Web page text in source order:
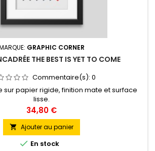
GRAPHIC CORNER
THE BEST IS YET TO COME
Commentaire(s): 0
sur papier rigide, finition mate et surface
lisse.
Prix
34,80 €
 Ajouter au panier
 En stock